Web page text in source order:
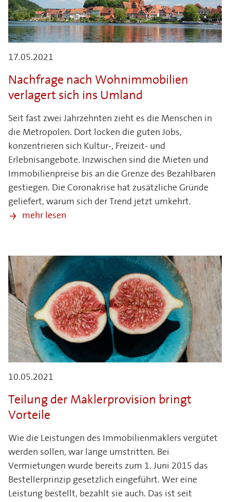
17.05.2021
Nachfrage nach Wohnimmobilien
verlagert sich ins Umland
Seit fast zwei Jahrzehnten zieht es die Menschen in
die Metropolen. Dort locken die guten Jobs,
konzentrieren sich Kultur-, Freizeit- und
Erlebnisangebote. Inzwischen sind die Mieten und
Immobilienpreise bis an die Grenze des Bezahlbaren
gestiegen. Die Coronakrise hat zusätzliche Gründe
geliefert, warum sich der Trend jetzt umkehrt.
mehr lesen
10.05.2021
Teilung der Maklerprovision bringt
Vorteile
Wie die Leistungen des Immobilienmaklers vergütet
werden sollen, war lange umstritten. Bei
Vermietungen wurde bereits zum 1. Juni 2015 das
Bestellerprinzip gesetzlich eingeführt. Wer eine
Leistung bestellt, bezahlt sie auch. Das ist seit